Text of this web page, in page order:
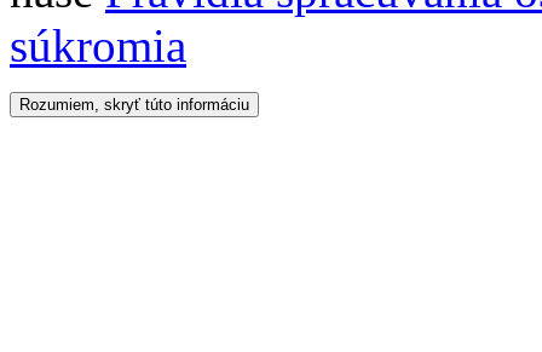
súkromia
Rozumiem, skryť túto informáciu